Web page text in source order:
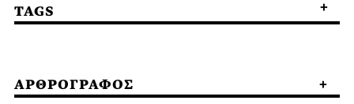
TAGS
ΑΡΘΡΟΓΡΑΦΟΣ